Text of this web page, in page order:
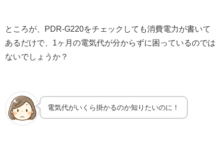
ところが、PDR-G220をチェックしても消費電力が書いて
あるだけで、1ヶ月の電気代が分からずに困っているのでは
ないでしょうか？
電気代がいくら掛かるのか知りたいのに！